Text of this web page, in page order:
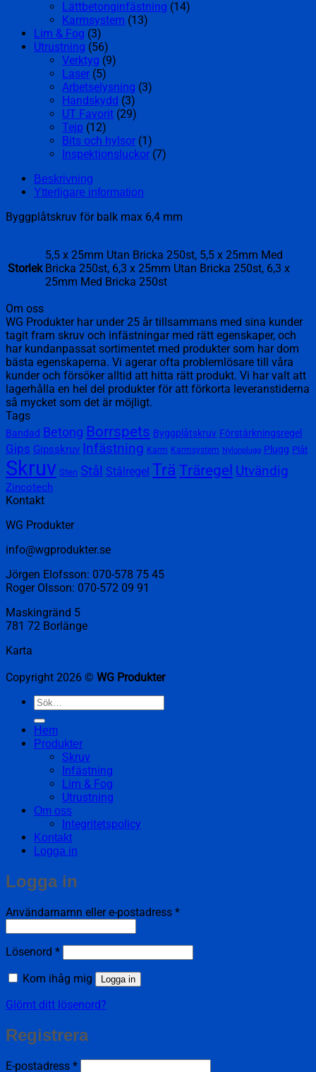
Lättbetonginfästning (14)
Karmsystem (13)
Lim & Fog (3)
Utrustning (56)
Verktyg (9)
Laser (5)
Arbetselysning (3)
Handskydd (3)
UT Favorit (29)
Tejp (12)
Bits och hylsor (1)
Inspektionsluckor (7)
Beskrivning
Ytterligare information
Byggplåtskruv för balk max 6,4 mm
Storlek
5,5 x 25mm Utan Bricka 250st, 5,5 x 25mm Med
Bricka 250st, 6,3 x 25mm Utan Bricka 250st, 6,3 x
25mm Med Bricka 250st
Om oss
WG Produkter har under 25 år tillsammans med sina kunder
tagit fram skruv och infästningar med rätt egenskaper, och
har kundanpassat sortimentet med produkter som har dom
bästa egenskaperna. Vi agerar ofta problemlösare till våra
kunder och försöker alltid att hitta rätt produkt. Vi har valt att
lagerhålla en hel del produkter för att förkorta leveranstiderna
så mycket som det är möjligt.
Tags
Bandad Betong Borrspets Byggplåtskruv Förstärkningsregel
Gips Gipsskruv Infästning Karm Karmsystem Nylonplugg Plugg Plåt
Skruv Sten Stål Stålregel Trä Träregel Utvändig
Zincotech
Kontakt
WG Produkter
info@wgprodukter.se
Jörgen Elofsson: 070-578 75 45
Roger Olsson: 070-572 09 91
Maskingränd 5
781 72 Borlänge
Karta
Copyright 2026 © WG Produkter
Sök
efter:
Hem
Produkter
Skruv
Infästning
Lim & Fog
Utrustning
Om oss
Integritetspolicy
Kontakt
Logga in
Logga in
Användarnamn eller e-postadress *Obligatoriskt
Lösenord *Obligatoriskt
Kom ihåg mig Logga in
Glömt ditt lösenord?
Registrera
E-postadress *Obligatoriskt